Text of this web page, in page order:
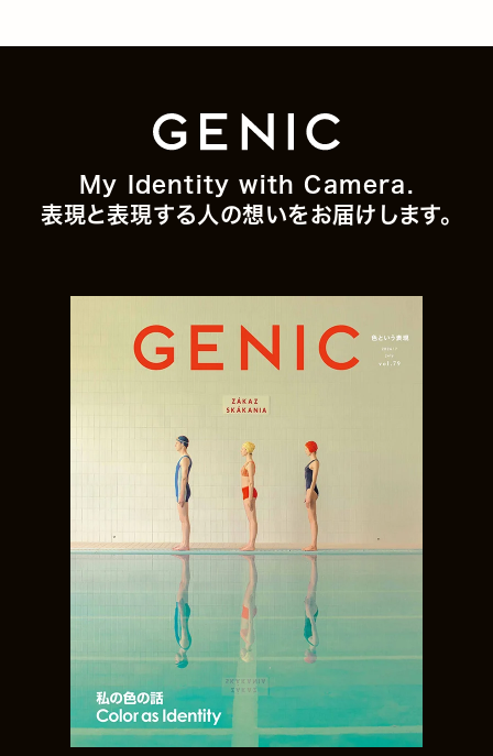
My Identity with Camera.
表現と表現する人の想いをお届けします。